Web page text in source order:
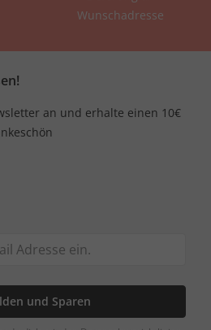
Wunschadresse
an und erhalte einen 10€
und Sparen